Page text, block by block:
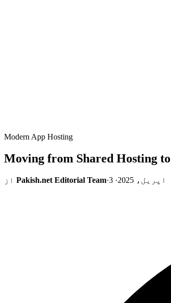
Modern App Hosting
Moving from Shared Hosting
از Pakish.net Editorial Team· 3 اپریل، 2025 ·